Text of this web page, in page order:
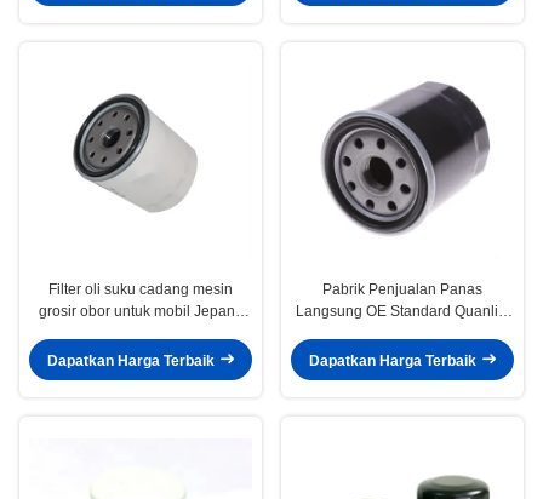
Filter oli suku cadang mesin
grosir obor untuk mobil Jepang
Dapatkan Harga Terbaik
Pabrik Penjualan Panas
Langsung OE Standard Quanlity
YZZC5
Dapatkan Harga Terbaik